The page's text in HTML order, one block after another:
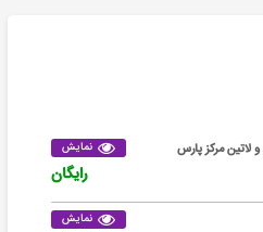
و لاتین مرکز پارس نمایش
رایگان
نمایش